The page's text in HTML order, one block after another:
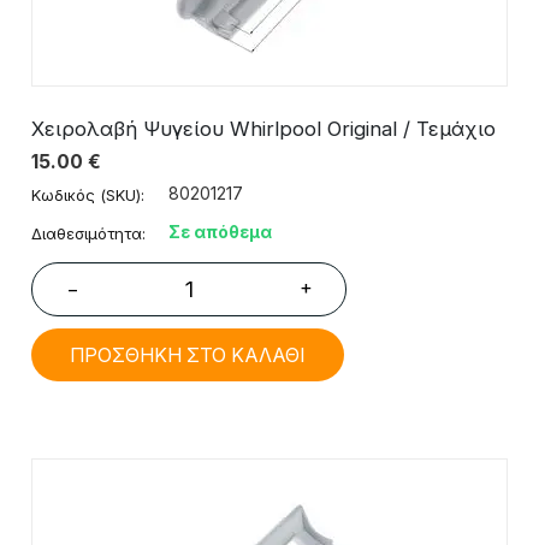
Χειρολαβή Ψυγείου Whirlpool Original / Τεμάχιο
15.00 €
Κωδικός (SKU): 80201217
Διαθεσιμότητα: Σε απόθεμα
− +
ΠΡΟΣΘΗΚΗ ΣΤΟ ΚΑΛΑΘΙ